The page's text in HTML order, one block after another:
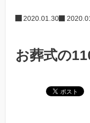
2020.01.30
お葬式の